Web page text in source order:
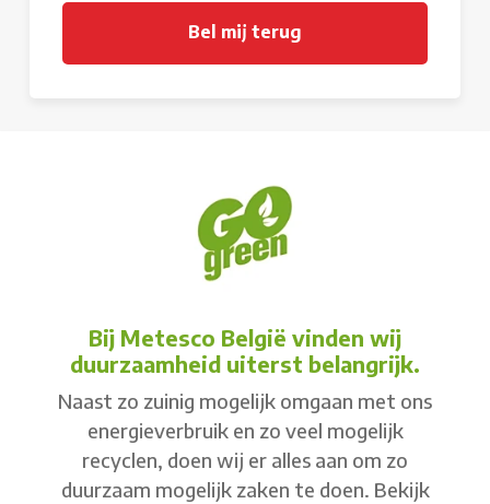
Bij Metesco België vinden wij
duurzaamheid uiterst belangrijk.
Naast zo zuinig mogelijk omgaan met ons
energieverbruik en zo veel mogelijk
recyclen, doen wij er alles aan om zo
duurzaam mogelijk zaken te doen. Bekijk